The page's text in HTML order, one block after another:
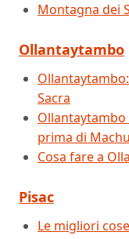
Montagna dei
Ollantaytambo
Sacra
prima di
Cosa fare a
Pisac
Le migliori